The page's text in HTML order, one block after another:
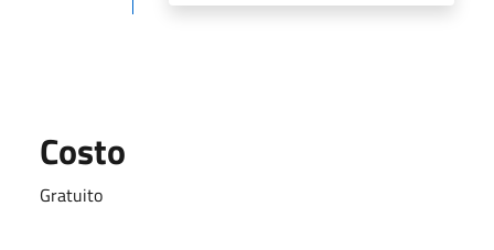
Costo
Gratuito